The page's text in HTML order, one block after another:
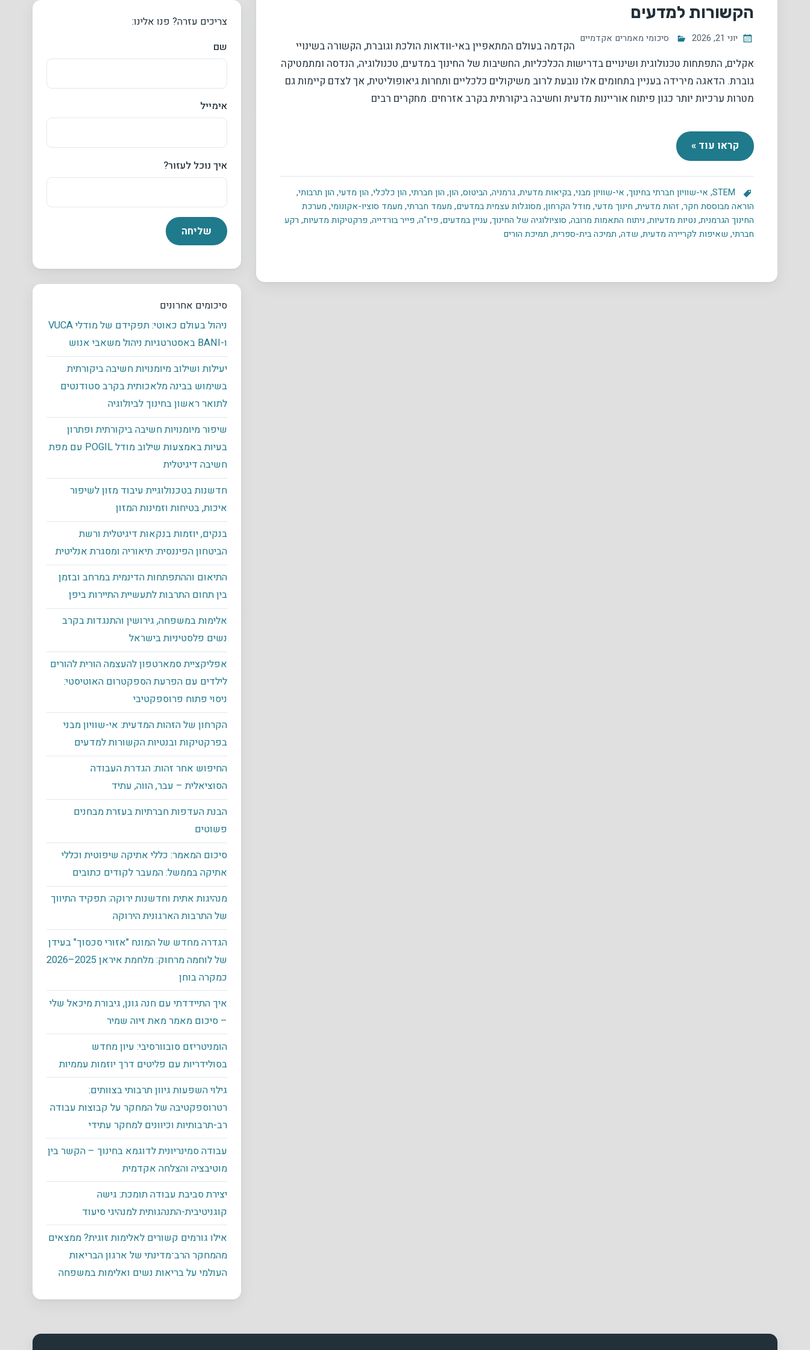
הקשורות למדעים
יוני 21, 2026 סיכומי מאמרים אקדמיים
הקדמה בעולם המתאפיין באי-וודאות הולכת וגוברת, הקשורה בשינויי
אקלים, התפתחות טכנולוגית ושינויים בדרישות הכלכליות, החשיבות של החינוך במדעים, טכנולוגיה, הנדסה ומתמטיקה
גוברת. הדאגה מירידה בעניין בתחומים אלו נובעת לרוב משיקולים כלכליים ותחרות גיאופוליטית, אך לצדם קיימות גם
מטרות ערכיות יותר כגון פיתוח אוריינות מדעית וחשיבה ביקורתית בקרב אזרחים. מחקרים רבים
קראו עוד »
STEM
, אי-שוויון חברתי בחינוך, אי-שוויון מבני,בקיאות מדעית,גרמניה, הביטוס, הון, הון חברתי, הון כלכלי, הון מדעי, הון תרבותי,
הוראה מבוססת חקר, זהות מדעית, חינוך מדעי, מודל הקרחון, מסוגלות עצמית במדעים, מעמד חברתי, מעמד סוציו-אקונומי, מערכת
החינוך הגרמנית, נטיות מדעיות, ניתוח התאמות מרובה, סוציולוגיה של החינוך, עניין במדעים, פיז"ה, פייר בורדייה, פרקטיקות מדעיות, רקע
חברתי, שאיפות לקריירה מדעית, שדה, תמיכה בית-ספרית, תמיכת הורים
צריכים עזרה? פנו אלינו:
שם
אימייל
איך נוכל לעזור?
סיכומים אחרונים
ניהול בעולם כאוטי: תפקידם של מודלי VUCA
ו-BANI באסטרטגיות ניהול משאבי אנוש
יעילות ושילוב מיומנויות חשיבה ביקורתית
בשימוש בבינה מלאכותית בקרב סטודנטים
לתואר ראשון בחינוך לביולוגיה
שיפור מיומנויות חשיבה ביקורתית ופתרון
בעיות באמצעות שילוב מודל POGIL עם מפת
חשיבה דיגיטלית
חדשנות בטכנולוגיית עיבוד מזון לשיפור
איכות, בטיחות וזמינות המזון
בנקים, יוזמות בנקאות דיגיטלית ורשת
הביטחון הפיננסית: תיאוריה ומסגרת אנליטית
התיאום וההתפתחות הדינמית במרחב ובזמן
בין תחום התרבות לתעשיית התיירות ביפן
אלימות במשפחה, גירושין והתנגדות בקרב
נשים פלסטיניות בישראל
אפליקציית סמארטפון להעצמה הורית להורים
לילדים עם הפרעת הספקטרום האוטיסטי:
ניסוי פתוח פרוספקטיבי
הקרחון של הזהות המדעית: אי-שוויון מבני
בפרקטיקות ובנטיות הקשורות למדעים
החיפוש אחר זהות: הגדרת העבודה
הסוציאלית – עבר, הווה, עתיד
הבנת העדפות חברתיות בעזרת מבחנים
פשוטים
סיכום המאמר: כללי אתיקה שיפוטית וכללי
אתיקה בממשל: המעבר לקודים כתובים
מנהיגות אתית וחדשנות ירוקה: תפקיד התיווך
של התרבות הארגונית הירוקה
הגדרה מחדש של המונח "אזורי סכסוך" בעידן
של לוחמה מרחוק: מלחמת איראן 2025–2026
כמקרה בוחן
איך התיידדתי עם חנה גונן, גיבורת מיכאל שלי
– סיכום מאמר מאת זיוה שמיר
הומניטריזם סובוורסיבי: עיון מחדש
בסולידריות עם פליטים דרך יוזמות עממיות
גילוי השפעות גיוון תרבותי בצוותים:
רטרוספקטיבה של המחקר על קבוצות עבודה
רב-תרבותיות וכיוונים למחקר עתידי
עבודה סמינריונית לדוגמא בחינוך – הקשר בין
מוטיבציה והצלחה אקדמית
יצירת סביבת עבודה תומכת: גישה
קוגניטיבית-התנהגותית למנהיגי סיעוד
אילו גורמים קשורים לאלימות זוגית? ממצאים
מהמחקר הרב־מדינתי של ארגון הבריאות
העולמי על בריאות נשים ואלימות במשפחה